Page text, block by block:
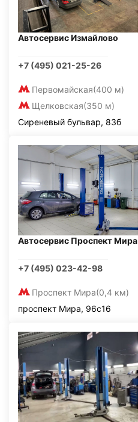
Автосервис Измайлово
+7 (495) 021-25-26
Первомайская(400 м)
Щелковская(350 м)
Сиреневый бульвар, 83б
Автосервис Проспект Мира
+7 (495) 023-42-98
Проспект Мира(0,4 км)
проспект Мира, 96с16